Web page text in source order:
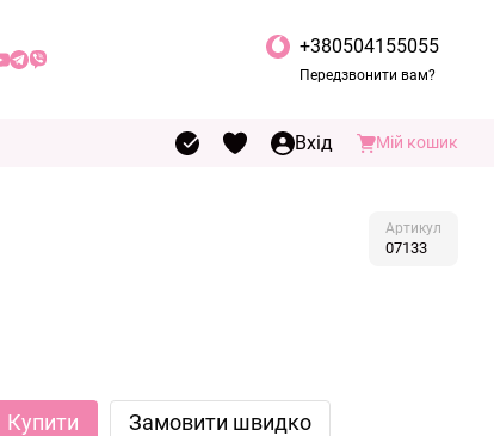
+380504155055
Передзвонити вам?
Вхід Мій кошик
Артикул
07133
Купити Замовити швидко